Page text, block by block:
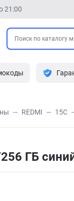
21:00
REDMI 15C
ГБ